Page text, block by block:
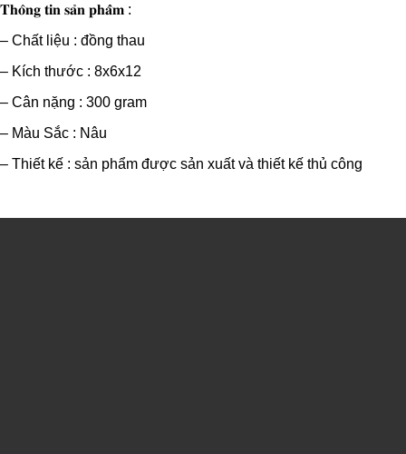
𝐓𝐡𝐨̂𝐧𝐠 𝐭𝐢𝐧 𝐬𝐚̉𝐧 𝐩𝐡𝐚̂̉𝐦 :
– Chất liệu : đồng thau
– Kích thước : 8x6x12
– Cân nặng : 300 gram
– Màu Sắc : Nâu
– Thiết kế : sản phẩm được sản xuất và thiết kế thủ công